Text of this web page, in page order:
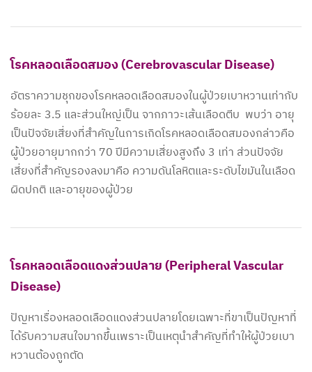
โรคหลอดเลือดสมอง (Cerebrovascular Disease)
อัตราความชุกของโรคหลอดเลือดสมองในผู้ป่วยเบาหวานเท่ากับ
ร้อยละ 3.5 และส่วนใหญ่เป็น จากภาวะเส้นเลือดตีบ พบว่า อายุ
เป็นปัจจัยเสี่ยงที่สำคัญในการเกิดโรคหลอดเลือดสมองกล่าวคือ
ผู้ป่วยอายุมากกว่า 70 ปีมีความเสี่ยงสูงถึง 3 เท่า ส่วนปัจจัย
เสี่ยงที่สำคัญรองลงมาคือ ความดันโลหิตและระดับไขมันในเลือด
ผิดปกติ และอายุของผู้ป่วย
โรคหลอดเลือดแดงส่วนปลาย (Peripheral Vascular
Disease)
ปัญหาเรื่องหลอดเลือดแดงส่วนปลายโดยเฉพาะที่ขาเป็นปัญหาที่
ได้รับความสนใจมากขึ้นเพราะเป็นเหตุนำสำคัญที่ทำให้ผู้ป่วยเบา
หวานต้องถูกตัด